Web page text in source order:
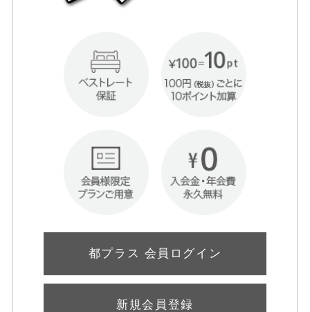
都プラス 会員ログイン
新規会員登録